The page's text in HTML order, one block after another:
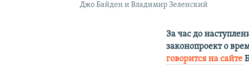
Джо Байден и Владимир Зеленский
За час до
законопроект о
говорится на сайте